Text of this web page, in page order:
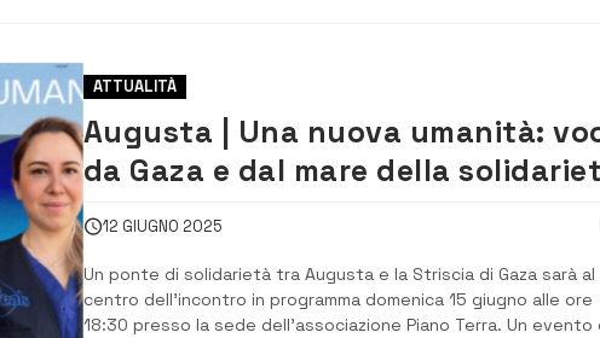
ATTUALITÀ
Augusta | Una nuova umanità:
da Gaza e dal mare della
con Tiziana Roggio
12 GIUGNO 2025
Un ponte di solidarietà tra Augusta e la Striscia di Gaza sarà al
centro dell’incontro in programma domenica 15 giugno alle ore
18:30 presso la sede dell’associazione Piano Terra. Un evento